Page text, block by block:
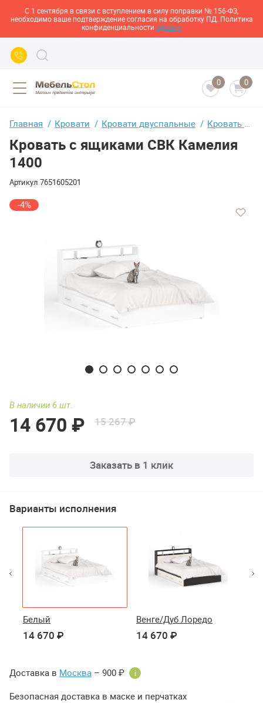
С 1 сентября в связи с вступлением в силу поправки № 156-ФЗ,
необходимо ваше подтверждение согласия на обработку ПД. Политика
конфиденциальности здесь>>
0 0
Главная Кровати Кровати двуспальные Кровать с ящиками СВК Камелия 1400
Кровать с ящиками СВК Камелия
1400
Артикул 7651605201
-4%
В наличии 6 шт.
14 670 ₽ 15 267 ₽
Заказать в 1 клик
Варианты исполнения
Белый
14 670 ₽
Венге/Дуб Лоредо
14 670 ₽
Доставка в Москва – 900 ₽ i
Безопасная доставка в маске и перчатках